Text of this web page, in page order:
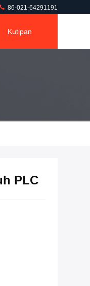
86-021-64291191
Kutipan
PLC